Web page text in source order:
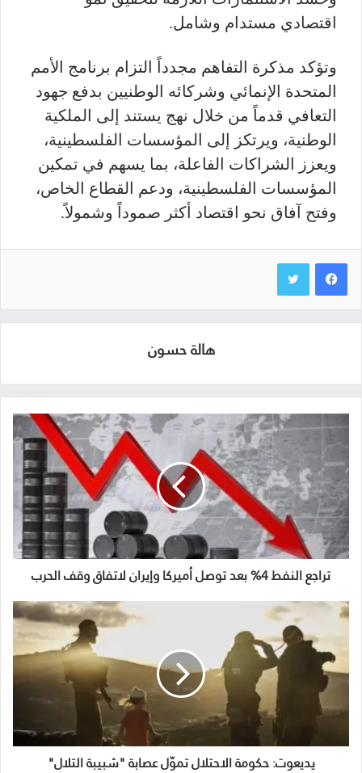
اقتصادي مستدام وشامل.
وتؤكد مذكرة التفاهم مجدداً التزام برنامج الأمم
المتحدة الإنمائي وشركائه الوطنيين بدفع جهود
التعافي قدماً من خلال نهج يستند إلى الملكية
الوطنية، ويرتكز إلى المؤسسات الفلسطينية،
ويعزز الشراكات الفاعلة، بما يسهم في تمكين
المؤسسات الفلسطينية، ودعم القطاع الخاص،
وفتح آفاق نحو اقتصاد أكثر صموداً وشمولاً.
هالة حسون
تراجع النفط 4% بعد توصل أميركا وإيران لاتفاق وقف الحرب
يديعوت: حكومة الاحتلال تموّل عصابة "شبيبة التلال"